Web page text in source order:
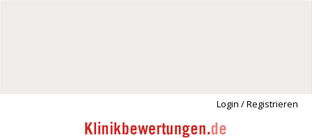
Login / Registrieren